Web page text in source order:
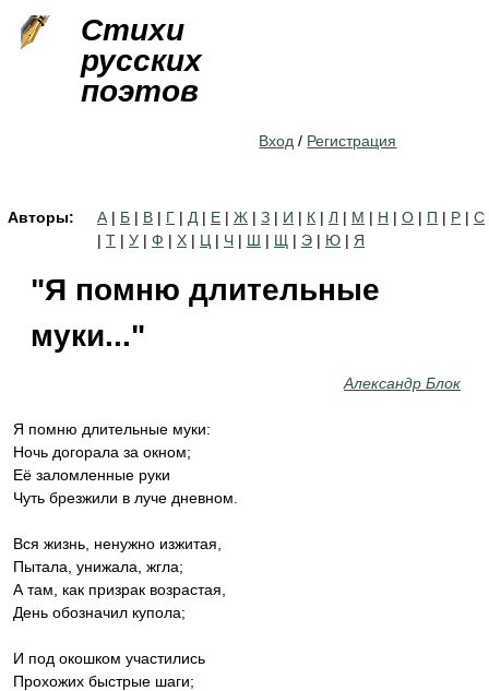
Стихи
русских
поэтов
Вход / Регистрация
Авторы: А | Б | В | Г | Д | Е | Ж | З | И | К | Л | М | Н | О | П | Р | С
| Т | У | Ф | Х | Ц | Ч | Ш | Щ | Э | Ю | Я
"Я помню длительные
муки..."
Александр Блок
Я помню длительные муки:
Ночь догорала за окном;
Её заломленные руки
Чуть брезжили в луче дневном.
Вся жизнь, ненужно изжитая,
Пытала, унижала, жгла;
А там, как призрак возрастая,
День обозначил купола;
И под окошком участились
Прохожих быстрые шаги;